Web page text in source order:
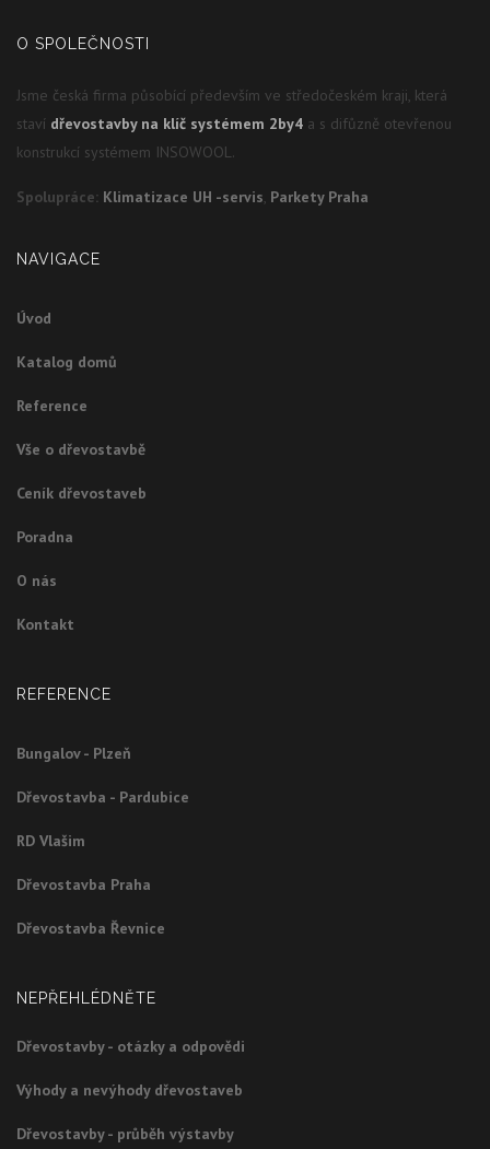
O SPOLEČNOSTI
Jsme česká firma působící především ve středočeském kraji, která
staví dřevostavby na klíč systémem 2by4 a s difůzně otevřenou
konstrukcí systémem INSOWOOL.
Spolupráce: Klimatizace UH -servis, Parkety Praha
NAVIGACE
Úvod
Katalog domů
Reference
Vše o dřevostavbě
Ceník dřevostaveb
Poradna
O nás
Kontakt
REFERENCE
Bungalov - Plzeň
Dřevostavba - Pardubice
RD Vlašim
Dřevostavba Praha
Dřevostavba Řevnice
NEPŘEHLÉDNĚTE
Dřevostavby - otázky a odpovědi
Výhody a nevýhody dřevostaveb
Dřevostavby - průběh výstavby